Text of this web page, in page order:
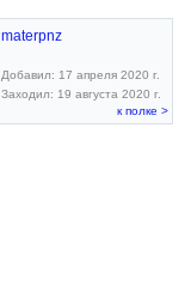
materpnz
Добавил: 17 апреля 2020 г.
Заходил: 19 августа 2020 г.
к полке >